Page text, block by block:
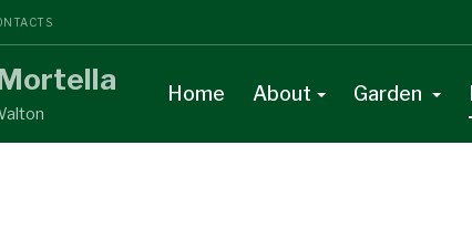
Home About Garden